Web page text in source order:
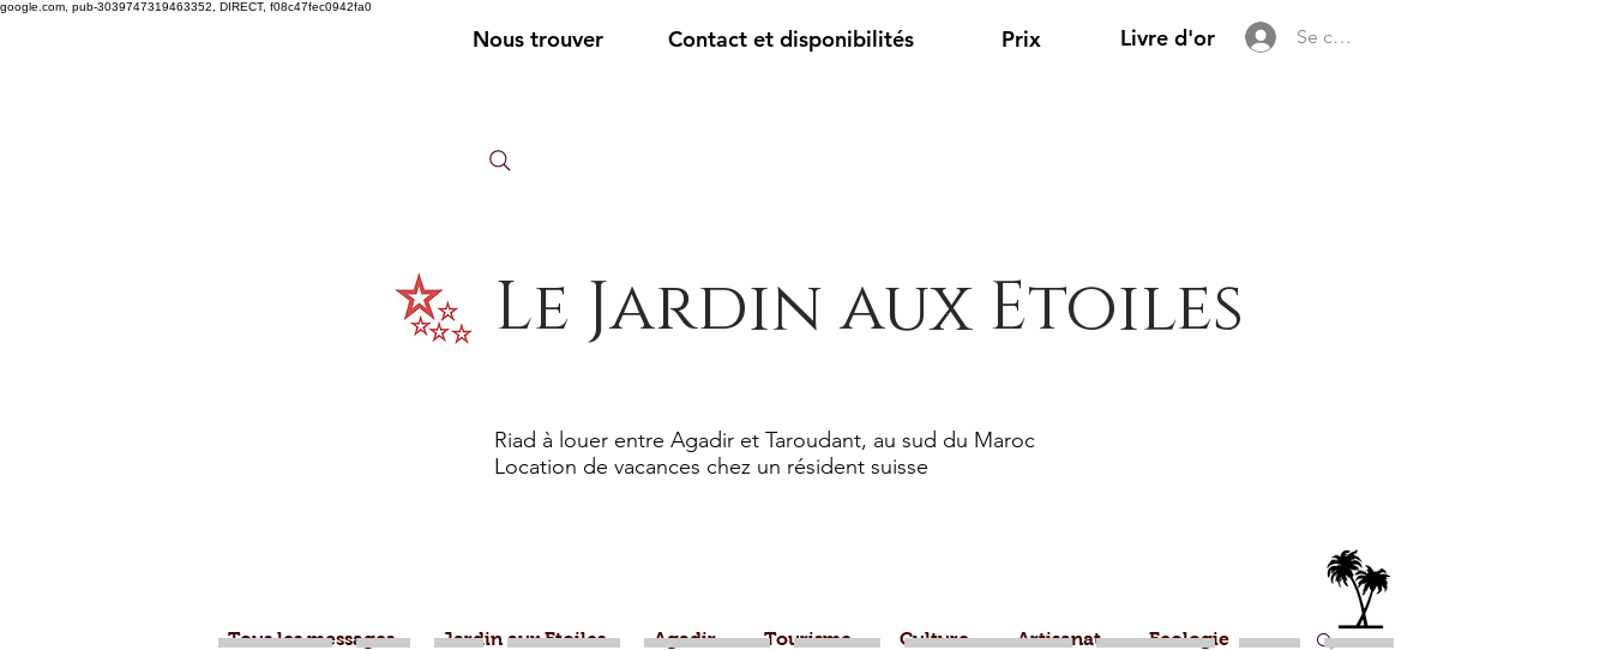
google.com, pub-3039747319463352, DIRECT, f08c47fec0942fa0
Nous trouver Contact et disponibilités Prix Livre d'or Se connecter
Le Jardin aux Etoiles
Riad à louer entre Agadir et Taroudant, au sud du Maroc
Location de vacances chez un résident suisse
Tous les messages Jardin aux Etoiles Agadir Tourisme Culture Artisanat Ecologie